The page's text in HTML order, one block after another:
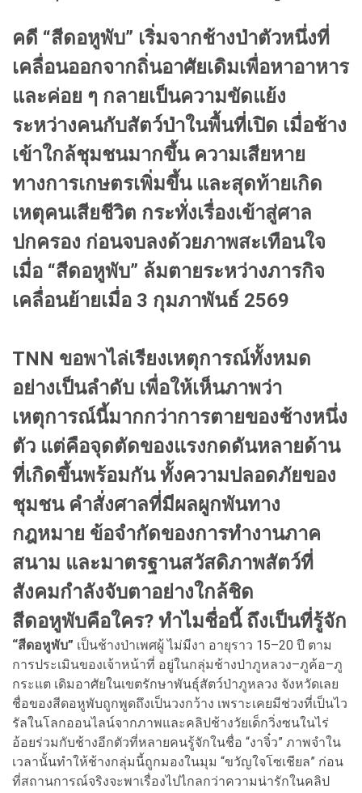
คดี “สีดอหูพับ” เริ่มจากช้างป่าตัวหนึ่งที่
เคลื่อนออกจากถิ่นอาศัยเดิมเพื่อหาอาหาร
และค่อย ๆ กลายเป็นความขัดแย้ง
ระหว่างคนกับสัตว์ป่าในพื้นที่เปิด เมื่อช้าง
เข้าใกล้ชุมชนมากขึ้น ความเสียหาย
ทางการเกษตรเพิ่มขึ้น และสุดท้ายเกิด
เหตุคนเสียชีวิต กระทั่งเรื่องเข้าสู่ศาล
ปกครอง ก่อนจบลงด้วยภาพสะเทือนใจ
เมื่อ “สีดอหูพับ” ล้มตายระหว่างภารกิจ
เคลื่อนย้ายเมื่อ 3 กุมภาพันธ์ 2569
TNN ขอพาไล่เรียงเหตุการณ์ทั้งหมด
อย่างเป็นลำดับ เพื่อให้เห็นภาพว่า
เหตุการณ์นี้มากกว่าการตายของช้างหนึ่ง
ตัว แต่คือจุดตัดของแรงกดดันหลายด้าน
ที่เกิดขึ้นพร้อมกัน ทั้งความปลอดภัยของ
ชุมชน คำสั่งศาลที่มีผลผูกพันทาง
กฎหมาย ข้อจำกัดของการทำงานภาค
สนาม และมาตรฐานสวัสดิภาพสัตว์ที่
สังคมกำลังจับตาอย่างใกล้ชิด
สีดอหูพับคือใคร? ทำไมชื่อนี้ ถึงเป็นที่รู้จัก
“สีดอหูพับ” เป็นช้างป่าเพศผู้ ไม่มีงา อายุราว 15–20 ปี ตาม
การประเมินของเจ้าหน้าที่ อยู่ในกลุ่มช้างป่าภูหลวง–ภูค้อ–ภู
กระแต เดิมอาศัยในเขตรักษาพันธุ์สัตว์ป่าภูหลวง จังหวัดเลย
ชื่อของสีดอหูพับถูกพูดถึงเป็นวงกว้าง เพราะเคยมีช่วงที่เป็นไว
รัลในโลกออนไลน์จากภาพและคลิปช้างวัยเด็กวิ่งซนในไร่
อ้อยร่วมกับช้างอีกตัวที่หลายคนรู้จักในชื่อ “งาจิ๋ว” ภาพจำใน
เวลานั้นทำให้ช้างกลุ่มนี้ถูกมองในมุม “ขวัญใจโซเชียล” ก่อน
ที่สถานการณ์จริงจะพาเรื่องไปไกลกว่าความน่ารักในคลิป